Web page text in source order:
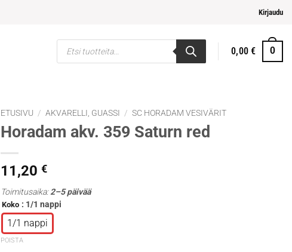
Kirjaudu
Products
search
0,00€ 0
ETUSIVU / AKVARELLI, GUASSI / SC HORADAM VESIVÄRIT
Horadam akv. 359 Saturn red
11,20 €
Toimitusaika:2–5 päivää
Koko : 1/1 nappi
1/1 nappi
POISTA